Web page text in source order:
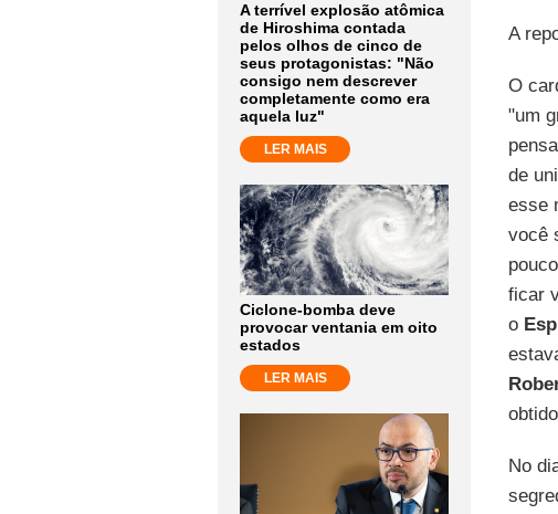
A terrível explosão atômica
de Hiroshima contada
pelos olhos de cinco de
seus protagonistas: "Não
consigo nem descrever
completamente como era
aquela luz"
LER MAIS
Ciclone-bomba deve
provocar ventania em oito
estados
LER MAIS
A
O
"um
de
esse
você
ficar
o
No